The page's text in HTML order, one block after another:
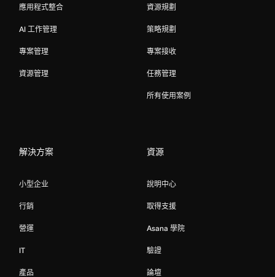
應用程式整合
AI 工作管理
專案管理
資源管理
資源規劃
策略規劃
專案接收
任務管理
所有使用案例
解決方案
小型企业
行銷
營運
IT
產品
資源
說明中心
取得支援
Asana 學院
驗證
論壇